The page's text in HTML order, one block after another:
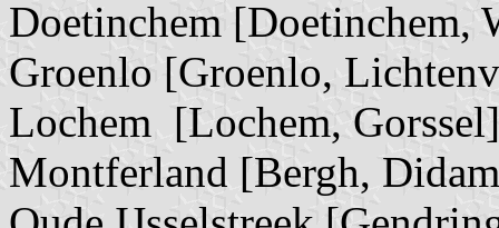
Doetinchem [Doetinchem,
Groenlo [Groenlo,
Lochem [Lochem, Gorssel]
Montferland [Bergh,